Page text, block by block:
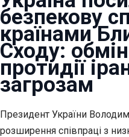
безпекову
країнами
Сходу:
протидії
загрозам
Президент України
розширення співпраці з